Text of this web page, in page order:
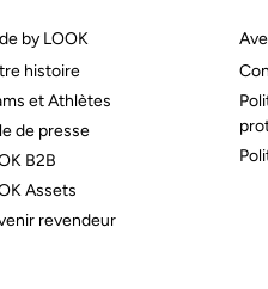
by LOOK
histoire
et Athlètes
de presse
B2B
Assets
revendeur